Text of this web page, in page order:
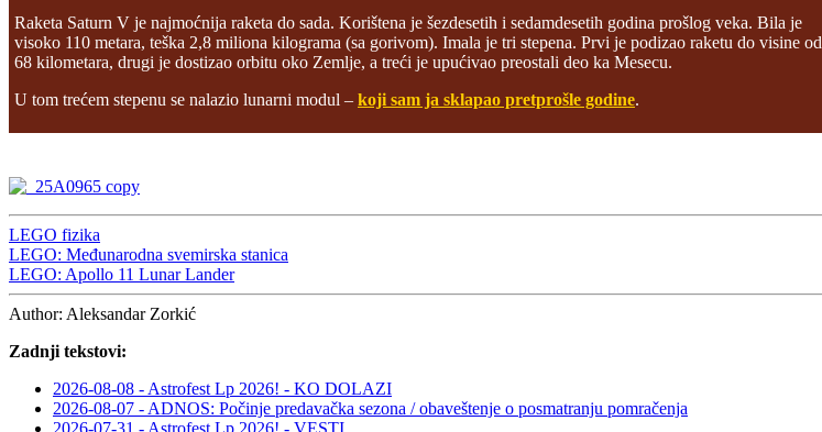
Raketa Saturn V je najmoćnija raketa do sada. Korištena je šezdesetih i sedamdesetih godina prošlog veka. Bila je
visoko 110 metara, teška 2,8 miliona kilograma (sa gorivom). Imala je tri stepena. Prvi je podizao raketu do visine od
68 kilometara, drugi je dostizao orbitu oko Zemlje, a treći je upućivao preostali deo ka Mesecu.
U tom trećem stepenu se nalazio lunarni modul – koji sam ja sklapao pretprošle godine.
LEGO fizika
LEGO: Međunarodna svemirska stanica
LEGO: Apollo 11 Lunar Lander
Author: Aleksandar Zorkić
Zadnji tekstovi:
2026-08-08 - Astrofest Lp 2026! - KO DOLAZI
2026-08-07 - ADNOS: Počinje predavačka sezona / obaveštenje o posmatranju pomračenja
2026-07-31 - Astrofest Lp 2026! - VESTI